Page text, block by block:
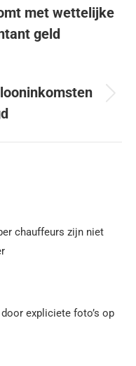
met wettelijke
geld
chauffeurs zijn niet
expliciete foto’s op